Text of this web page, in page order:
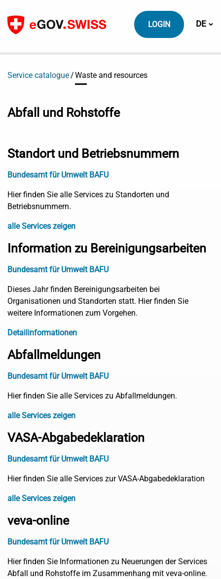
Zum Inhalt
LOGIN DE
Service catalogue Waste and resources
Abfall und Rohstoffe
Standort und Betriebsnummern
Bundesamt für Umwelt BAFU
Hier finden Sie alle Services zu Standorten und
Betriebsnummern.
alle Services zeigen
Information zu Bereinigungsarbeiten
Bundesamt für Umwelt BAFU
Dieses Jahr finden Bereinigungsarbeiten bei
Organisationen und Standorten statt. Hier finden Sie
weitere Informationen zum Vorgehen.
Detailinformationen
Abfallmeldungen
Bundesamt für Umwelt BAFU
Hier finden Sie alle Services zu Abfallmeldungen.
alle Services zeigen
VASA-Abgabedeklaration
Bundesamt für Umwelt BAFU
Hier finden Sie alle Services zur VASA-Abgabedeklaration
alle Services zeigen
veva-online
Bundesamt für Umwelt BAFU
Hier finden Sie Informationen zu Neuerungen der Services
Abfall und Rohstoffe im Zusammenhang mit veva-online.